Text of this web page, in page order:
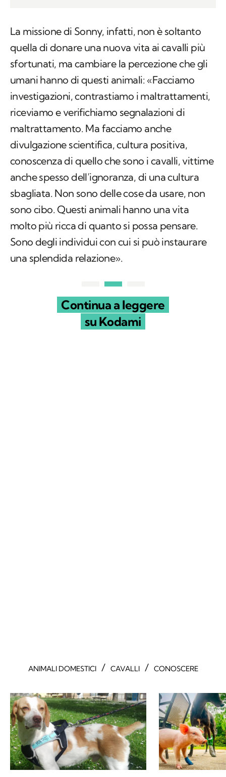
La missione di Sonny, infatti, non è soltanto
quella di donare una nuova vita ai cavalli più
sfortunati, ma cambiare la percezione che gli
umani hanno di questi animali: «Facciamo
investigazioni, contrastiamo i maltrattamenti,
riceviamo e verifichiamo segnalazioni di
maltrattamento. Ma facciamo anche
divulgazione scientifica, cultura positiva,
conoscenza di quello che sono i cavalli, vittime
anche spesso dell’ignoranza, di una cultura
sbagliata. Non sono delle cose da usare, non
sono cibo. Questi animali hanno una vita
molto più ricca di quanto si possa pensare.
Sono degli individui con cui si può instaurare
una splendida relazione».
Continua a leggere
su Kodami
ANIMALI DOMESTICI / CAVALLI / CONOSCERE